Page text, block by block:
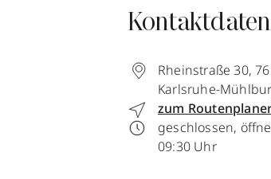
Kontaktdaten
Rheinstraße 30,
Karlsruhe-
zum
geschlossen,
09:30 Uhr